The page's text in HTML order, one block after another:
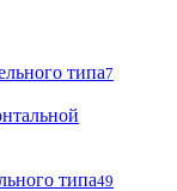
типа7
типа49